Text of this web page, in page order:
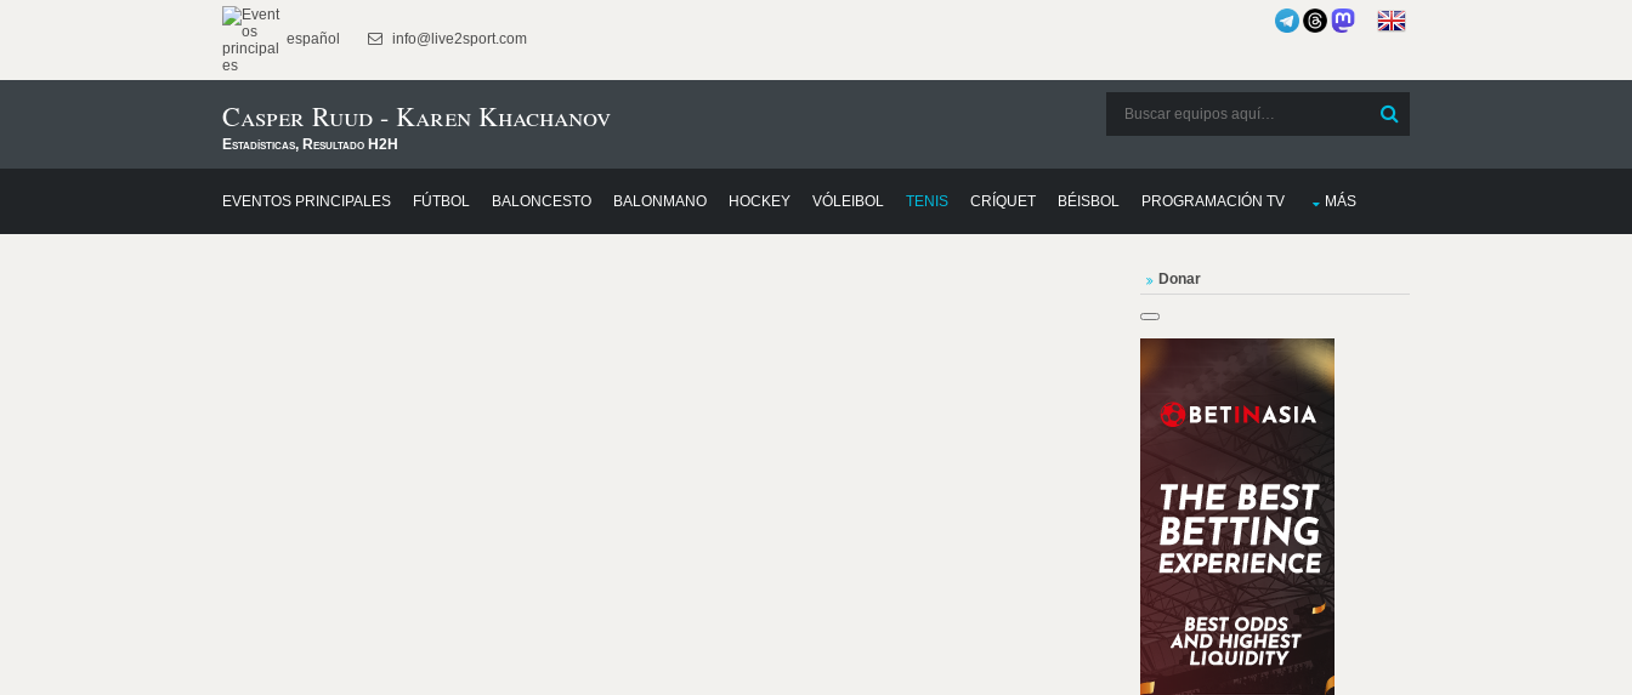
español info@live2sport.com
Casper Ruud - Karen Khachanov
Estadísticas, Resultado H2H
EVENTOS PRINCIPALES FÚTBOL BALONCESTO BALONMANO HOCKEY VÓLEIBOL TENIS CRÍQUET BÉISBOL PROGRAMACIÓN TV MÁS
Donar